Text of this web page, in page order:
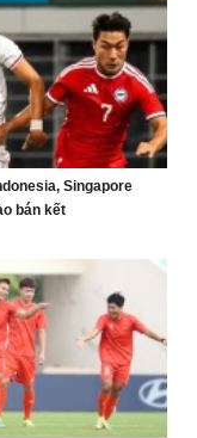
Singapore
bán kết